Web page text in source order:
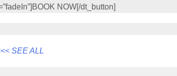
NOW[/dt_button]
SEE ALL